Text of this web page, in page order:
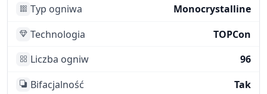
Typ ogniwa
Monocrystalline
Technologia
TOPCon
Liczba ogniw
96
Bifacjalność
Tak